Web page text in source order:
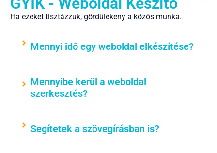
Ha ezeket tisztázzuk, gördülékeny a közös munka.
Mennyi idő egy weboldal elkészítése?
Mennyibe kerül a weboldal
szerkesztés?
Segítetek a szövegírásban is?